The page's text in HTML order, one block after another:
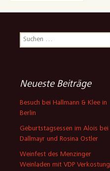
Suchen
nach:
Neueste Beiträge
Besuch bei Hallmann & Klee in
Berlin
Geburtstagsessen im Alois bei
Dallmayr und Rosina Ostler
Weinfest des Menzinger
Weinladen mit VDP Verkostung